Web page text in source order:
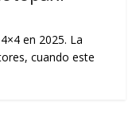
en 2025. La
cuando este